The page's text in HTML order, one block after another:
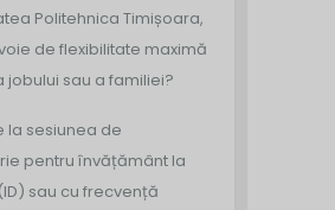
Politehnica Timișoara,
de flexibilitate maximă
jobului sau a familiei?
la sesiunea de
pentru învățământ la
sau cu frecvență